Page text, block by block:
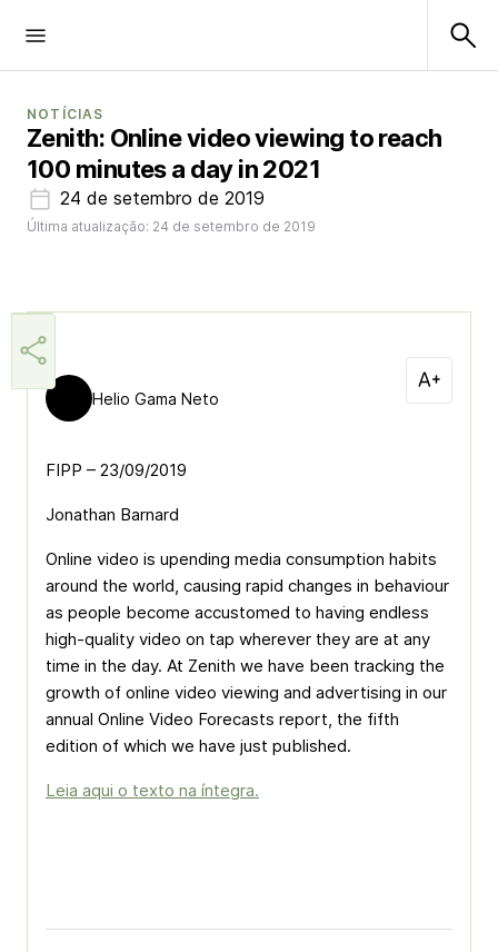
NOTÍCIAS
Zenith: Online video viewing to reach
100 minutes a day in 2021
24 de setembro de 2019
Última atualização: 24 de setembro de 2019
Helio Gama Neto
FIPP – 23/09/2019
Jonathan Barnard
Online video is upending media consumption habits
around the world, causing rapid changes in behaviour
as people become accustomed to having endless
high-quality video on tap wherever they are at any
time in the day. At Zenith we have been tracking the
growth of online video viewing and advertising in our
annual Online Video Forecasts report, the fifth
edition of which we have just published.
Leia aqui o texto na íntegra.